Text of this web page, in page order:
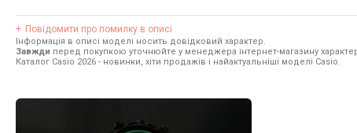
Повідомити про помилку в описі
Інформація в описі моделі носить довідковий характер.
Завжди перед покупкою уточнюйте у менеджера інтернет-магазину
Каталог Casio 2026 - новинки, хіти продажів і найактуальніші моделі Casio.